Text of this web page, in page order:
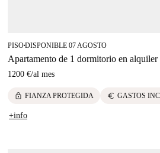
PISO■DISPONIBLE 07 AGOSTO
Apartamento de 1 dormitorio en
1200 €/al mes
lock FIANZA PROTEGIDA euro GASTOS
+info